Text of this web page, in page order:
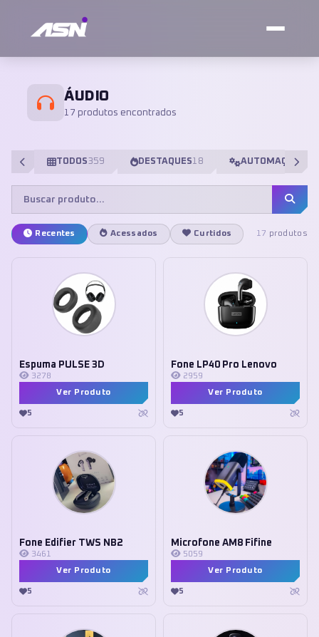
ÁUDIO
17 produtos encontrados
TODOS359 DESTAQUES18 AUTOMAÇÃO
Recentes Acessados Curtidos 17 produtos
Espuma PULSE 3D
3278
Ver Produto
5
Fone LP40 Pro Lenovo
2959
Ver Produto
5
Fone Edifier TWS NB2
3461
Ver Produto
5
Microfone AM8 Fifine
5059
Ver Produto
5